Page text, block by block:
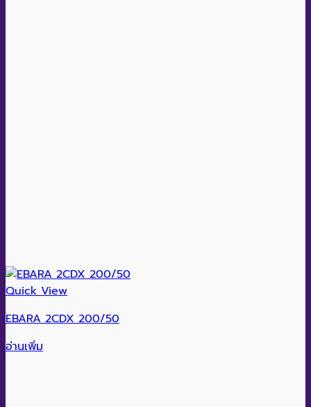
Quick View
EBARA 2CDX 200/50
อ่านเพิ่ม